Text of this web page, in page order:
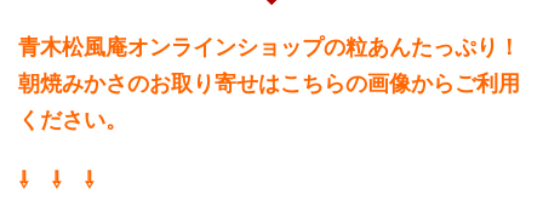
青木松風庵オンラインショップの粒あんたっぷり！
朝焼みかさのお取り寄せはこちらの画像からご利用
ください。
⇩ ⇩ ⇩